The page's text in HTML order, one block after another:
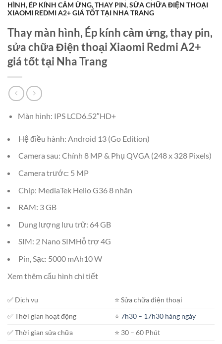
HÌNH, ÉP KÍNH CẢM ỨNG, THAY PIN, SỬA CHỮA ĐIỆN THOẠI
XIAOMI REDMI A2+ GIÁ TỐT TẠI NHA TRANG
Thay màn hình, Ép kính cảm ứng, thay pin,
sửa chữa Điện thoại Xiaomi Redmi A2+
giá tốt tại Nha Trang
Màn hình: IPS LCD6.52″HD+
Hệ điều hành: Android 13 (Go Edition)
Camera sau: Chính 8 MP & Phụ QVGA (248 x 328 Pixels)
Camera trước: 5 MP
Chip: MediaTek Helio G36 8 nhân
RAM: 3 GB
Dung lượng lưu trữ: 64 GB
SIM: 2 Nano SIMHỗ trợ 4G
Pin, Sạc: 5000 mAh10 W
Xem thêm cấu hình chi tiết
✅ Dịch vụ
⭐️ Sửa chữa điện thoại
✅ Thời gian hoạt động
⭐️7h30 – 17h30 hàng ngày
✅ Thời gian sửa chữa
⭐️ 30 – 60 Phút